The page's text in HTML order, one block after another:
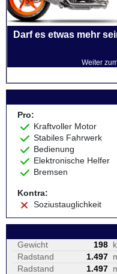
Darf es etwas mehr
Weiter
Pro:
Kraftvoller Motor
Stabiles Fahrwerk
Bedienung
Elektronische Helfer
Bremsen
Kontra:
Soziustauglichkeit
Gewicht 198
Radstand
1.497
Radstand
1.497